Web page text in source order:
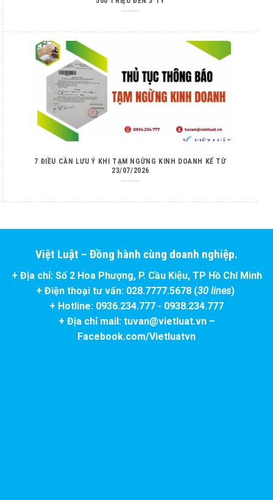
7 ĐIỀU CẦN LƯU Ý KHI TẠM NGỪNG KINH DOANH KỂ TỪ
23/07/2026
Việt Luật – Đồng hành cùng doanh nghiệp.
+ Địa chỉ: Số 2 Hoa Phượng, P. Cầu Kiệu, TP Hồ Chí Minh
+ Điện thoại tư vấn: 028.7777.5678 (30 lines)
+ Hotline: 0936.234.777 - 0938.234.777
+ Địa chỉ mail: tuvan@vietluat.vn –
Facebook.com/Vietluatvn